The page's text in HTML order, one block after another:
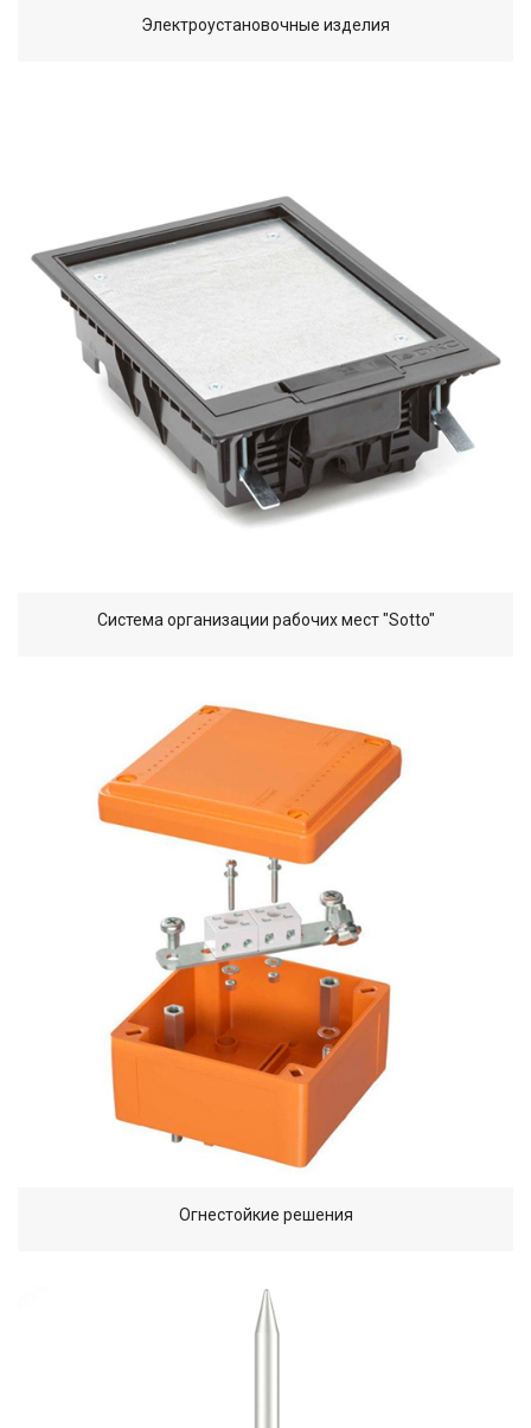
Электроустановочные изделия
Система организации рабочих мест "Sotto"
Огнестойкие решения